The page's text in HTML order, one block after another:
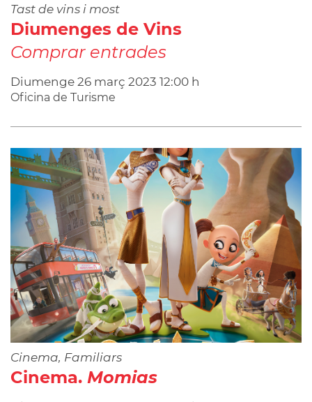
Tast de vins i most
Diumenges de Vins
Comprar entrades
Diumenge 26 març 2023 12:00 h
Oficina de Turisme
Cinema, Familiars
Cinema. Momias